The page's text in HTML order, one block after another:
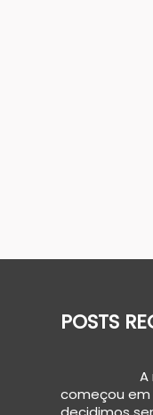
POSTS
A
começou em